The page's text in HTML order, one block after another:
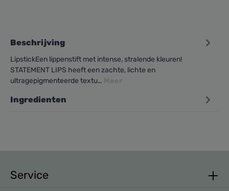
Beschrijving
LipstickEen lippenstift met intense, stralende kleuren!
STATEMENT LIPS heeft een zachte, lichte en
ultragepigmenteerde textu…
Ingredienten
Service